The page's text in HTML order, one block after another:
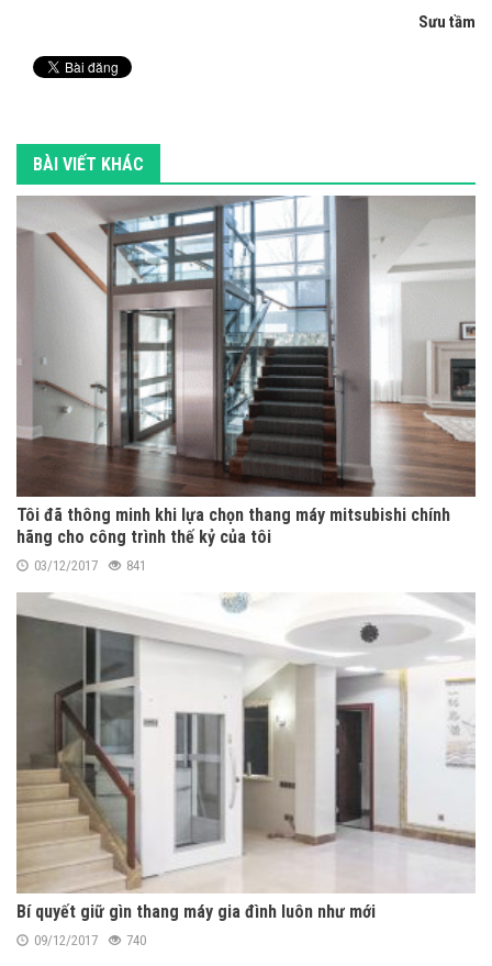
Sưu tầm
BÀI VIẾT KHÁC
Tôi đã thông minh khi lựa chọn thang máy mitsubishi chính
hãng cho công trình thế kỷ của tôi
03/12/2017 841
Bí quyết giữ gìn thang máy gia đình luôn như mới
09/12/2017 740